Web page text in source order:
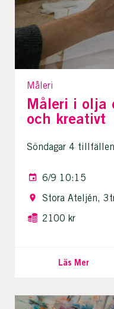
Måleri
Måleri i olja
och kreativt
Söndagar 4 tillfällen
6/9 10:15
Stora Ateljén,
2100 kr
Läs Mer